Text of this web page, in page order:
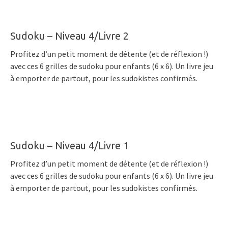
Sudoku – Niveau 4/Livre 2
Profitez d’un petit moment de détente (et de réflexion !)
avec ces 6 grilles de sudoku pour enfants (6 x 6). Un livre jeu
à emporter de partout, pour les sudokistes confirmés.
Sudoku – Niveau 4/Livre 1
Profitez d’un petit moment de détente (et de réflexion !)
avec ces 6 grilles de sudoku pour enfants (6 x 6). Un livre jeu
à emporter de partout, pour les sudokistes confirmés.